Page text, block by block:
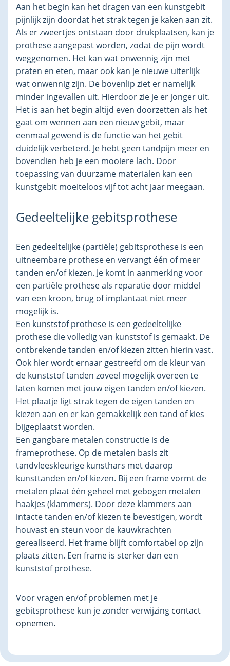
Aan het begin kan het dragen van een kunstgebit
pijnlijk zijn doordat het strak tegen je kaken aan zit.
Als er zweertjes ontstaan door drukplaatsen, kan je
prothese aangepast worden, zodat de pijn wordt
weggenomen. Het kan wat onwennig zijn met
praten en eten, maar ook kan je nieuwe uiterlijk
wat onwennig zijn. De bovenlip ziet er namelijk
minder ingevallen uit. Hierdoor zie je er jonger uit.
Het is aan het begin altijd even doorzetten als het
gaat om wennen aan een nieuw gebit, maar
eenmaal gewend is de functie van het gebit
duidelijk verbeterd. Je hebt geen tandpijn meer en
bovendien heb je een mooiere lach. Door
toepassing van duurzame materialen kan een
kunstgebit moeiteloos vijf tot acht jaar meegaan.
Gedeeltelijke gebitsprothese
Een gedeeltelijke (partiële) gebitsprothese is een
uitneembare prothese en vervangt één of meer
tanden en/of kiezen. Je komt in aanmerking voor
een partiële prothese als reparatie door middel
van een kroon, brug of implantaat niet meer
mogelijk is.
Een kunststof prothese is een gedeeltelijke
prothese die volledig van kunststof is gemaakt. De
ontbrekende tanden en/of kiezen zitten hierin vast.
Ook hier wordt ernaar gestreefd om de kleur van
de kunststof tanden zoveel mogelijk overeen te
laten komen met jouw eigen tanden en/of kiezen.
Het plaatje ligt strak tegen de eigen tanden en
kiezen aan en er kan gemakkelijk een tand of kies
bijgeplaatst worden.
Een gangbare metalen constructie is de
frameprothese. Op de metalen basis zit
tandvleeskleurige kunsthars met daarop
kunsttanden en/of kiezen. Bij een frame vormt de
metalen plaat één geheel met gebogen metalen
haakjes (klammers). Door deze klammers aan
intacte tanden en/of kiezen te bevestigen, wordt
houvast en steun voor de kauwkrachten
gerealiseerd. Het frame blijft comfortabel op zijn
plaats zitten. Een frame is sterker dan een
kunststof prothese.
Voor vragen en/of problemen met je
gebitsprothese kun je zonder verwijzing contact
opnemen.